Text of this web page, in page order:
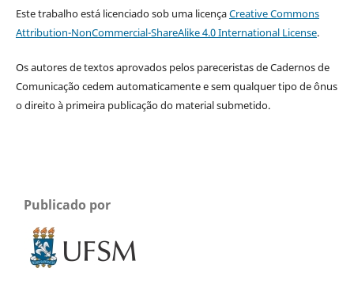
Este trabalho está licenciado sob uma licençaCreative Commons
Attribution-NonCommercial-ShareAlike 4.0 International License.
Os autores de textos aprovados pelos pareceristas de Cadernos de
Comunicação cedem automaticamente e sem qualquer tipo de ônus
o direito à primeira publicação do material submetido.
Publicado por